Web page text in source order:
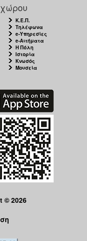
Κ.Ε.Π.
Τηλέφωνα
e-Υπηρεσίες
e-Αιτήματα
Η Πόλη
Ιστορία
Κνωσός
Μουσεία
© 2026